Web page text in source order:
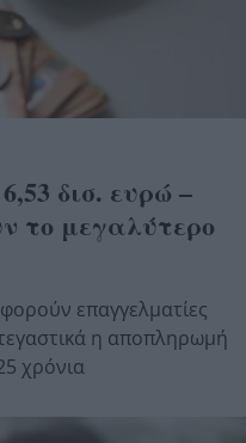
δισ. ευρώ –
το μεγαλύτερο
επαγγελματίες
η αποπληρωμή
χρόνια